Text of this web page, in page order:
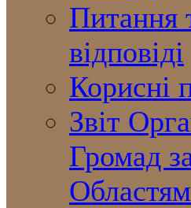
Питання
відповіді
Корисні
Звіт
Громад